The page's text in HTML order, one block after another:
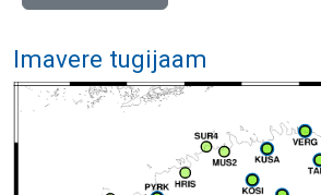
Imavere tugijaam